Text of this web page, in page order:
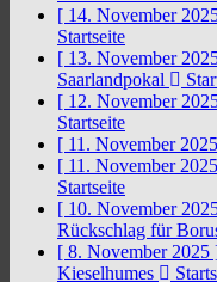
[ 14. November
Startseite
[ 13. November
Saarlandpokal
[ 12. November
Startseite
[ 11. November
[ 11. November
Startseite
[ 10. November
Rückschlag für
[ 8. November 2025
Kieselhumes